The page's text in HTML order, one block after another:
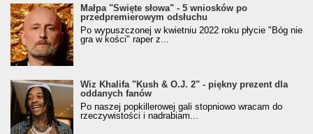
Małpa "Święte słowa" - 5 wniosków po
przedpremierowym odsłuchu
Po wypuszczonej w kwietniu 2022 roku płycie "Bóg nie
gra w kości" raper z...
Wiz Khalifa "Kush & O.J. 2" - piękny prezent dla
oddanych fanów
Po naszej popkillerowej gali stopniowo wracam do
rzeczywistości i nadrabiam...